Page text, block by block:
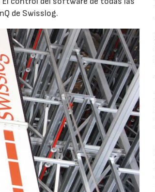
de Swisslog.